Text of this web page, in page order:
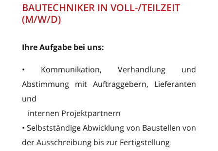
BAUTECHNIKER IN VOLL-/TEILZEIT
(M/W/D)
Ihre Aufgabe bei uns:
• Kommunikation, Verhandlung und
Abstimmung mit Auftraggebern, Lieferanten
und
internen Projektpartnern
• Selbstständige Abwicklung von Baustellen von
der Ausschreibung bis zur Fertigstellung